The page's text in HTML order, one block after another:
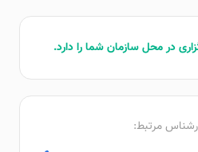
در محل سازمان‌ شما را دارد.
مرتبط: